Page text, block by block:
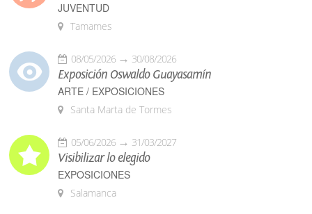
JUVENTUD
Tamames
08/05/2026 30/08/2026
Exposición Oswaldo Guayasamín
ARTE / EXPOSICIONES
Santa Marta de Tormes
05/06/2026 31/03/2027
Visibilizar lo elegido
EXPOSICIONES
Salamanca